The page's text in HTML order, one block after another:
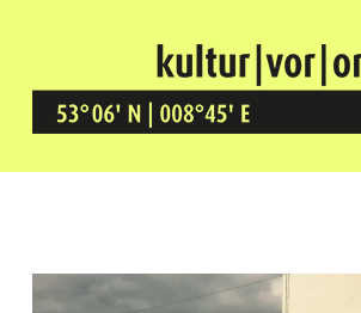
Kultur Vor Ort
BREMEN GRÖPELINGEN